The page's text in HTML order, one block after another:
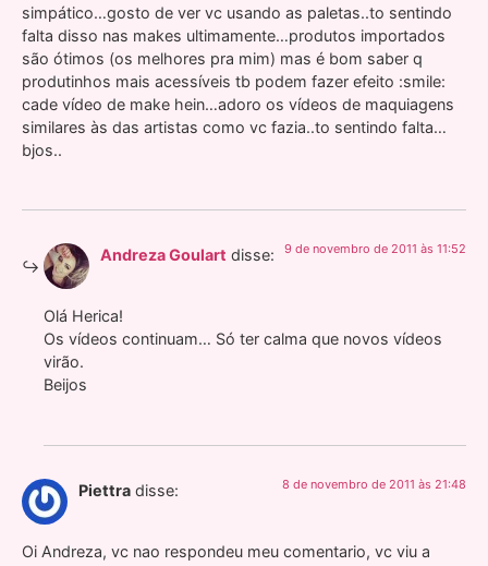
simpático…gosto de ver vc usando as paletas..to sentindo
falta disso nas makes ultimamente…produtos importados
são ótimos (os melhores pra mim) mas é bom saber q
produtinhos mais acessíveis tb podem fazer efeito :smile:
cade vídeo de make hein…adoro os vídeos de maquiagens
similares às das artistas como vc fazia..to sentindo falta…
bjos..
Andreza Goulart disse: 9 de novembro de 2011 às 11:52
Olá Herica!
Os vídeos continuam… Só ter calma que novos vídeos
virão.
Beijos
Piettra disse: 8 de novembro de 2011 às 21:48
Oi Andreza, vc nao respondeu meu comentario, vc viu a